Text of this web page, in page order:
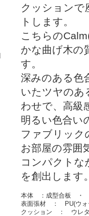
クッションで
トします。
こちらの
かな曲げ木の
す。
深みのある色
いたツヤのあ
わせで、高級
明るい色合い
ファブリック
お部屋の雰囲
コンパクトな
を創出します
本体 ：成型合板 ・
表面張材 ： PU(ウォ
クッション ： ウレタ